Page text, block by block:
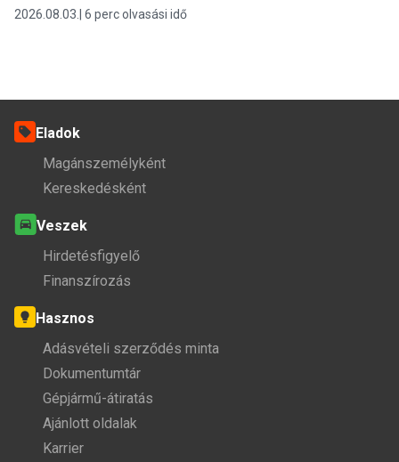
2026.08.03. 6 perc olvasási idő
Eladok
Magánszemélyként
Kereskedésként
Veszek
Hirdetésfigyelő
Finanszírozás
Hasznos
Adásvételi szerződés minta
Dokumentumtár
Gépjármű-átiratás
Ajánlott oldalak
Karrier